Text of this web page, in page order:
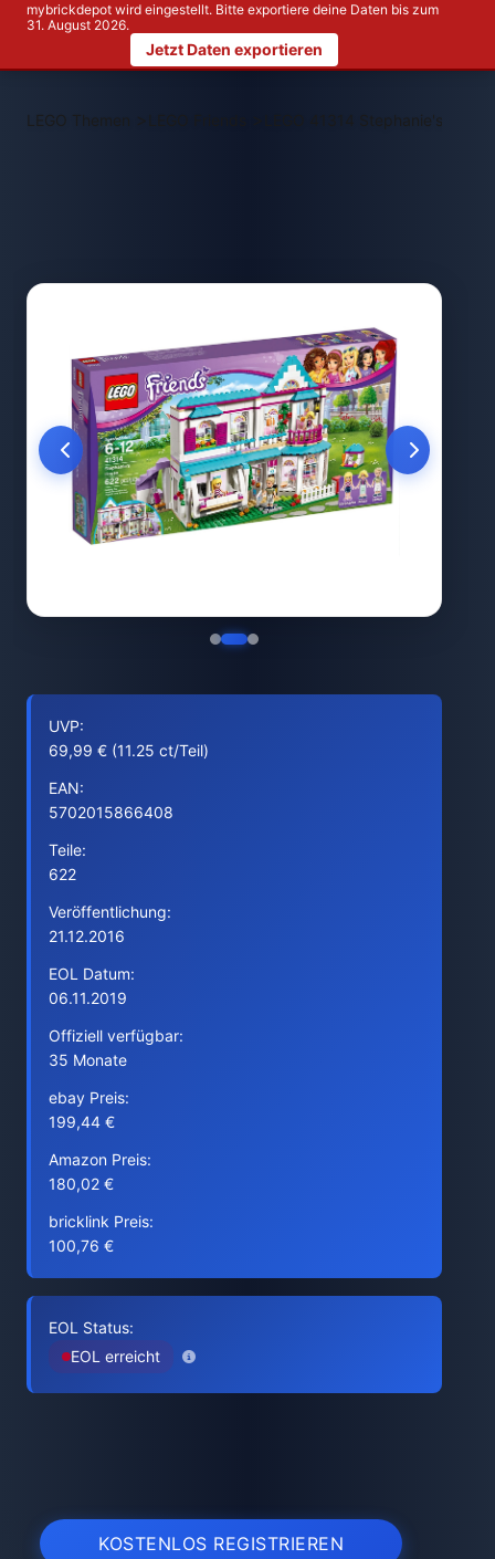
mybrickdepot wird eingestellt. Bitte exportiere deine Daten bis zum
31. August 2026.
Jetzt Daten exportieren
LEGO Themen > LEGO 41314 Stephanie's House
UVP:
69,99 € (11.25 ct/Teil)
EAN:
5702015866408
Teile:
622
Veröffentlichung:
21.12.2016
EOL Datum:
06.11.2019
Offiziell verfügbar:
35 Monate
ebay Preis:
199,44 €
Amazon Preis:
180,02 €
bricklink Preis:
100,76 €
EOL Status:
EOL erreicht
KOSTENLOS REGISTRIEREN